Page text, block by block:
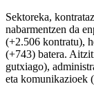
Sektoreka,
nabarmentzen da
(+2.506 kontratu),
(+743) batera.
gutxiago),
eta komunikazioek